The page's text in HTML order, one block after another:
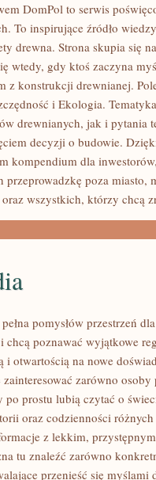
DomPol to serwis
To inspirujące źródło
drewna. Strona skupia się
wtedy, gdy ktoś zaczyna
z konstrukcji drewnianej.
i Ekologia.
drewnianych, jak i pytania
decyzji o budowie.
kompendium dla
przeprowadzkę poza miasto,
oraz wszystkich, którzy chcą
pomysłów przestrzeń
chcą poznawać wyjątkowe
i otwartością na nowe
zarówno
po prostu lubią czytać o
oraz codzienności
z lekkim,
tu znaleźć zarówno
przenieść się myślami